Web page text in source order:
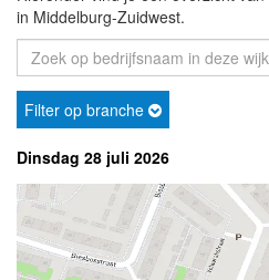
in Middelburg-Zuidwest.
Filter op branche
Dinsdag 28 juli 2026